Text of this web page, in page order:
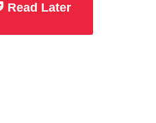
Read Later